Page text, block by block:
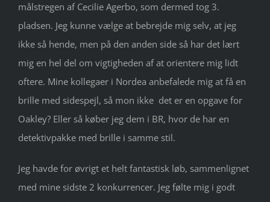
målstregen af Cecilie Agerbo, som dermed tog 3.
pladsen. Jeg kunne vælge at bebrejde mig selv, at jeg
ikke så hende, men på den anden side så har det lært
mig en hel del om vigtigheden af at orientere mig lidt
oftere. Mine kollegaer i Nordea anbefalede mig at få en
brille med sidespejl, så mon ikke det er en opgave for
Oakley? Eller så køber jeg dem i BR, hvor de har en
detektivpakke med brille i samme stil.
Jeg havde for øvrigt et helt fantastisk løb, sammenlignet
med mine sidste 2 konkurrencer. Jeg følte mig i godt